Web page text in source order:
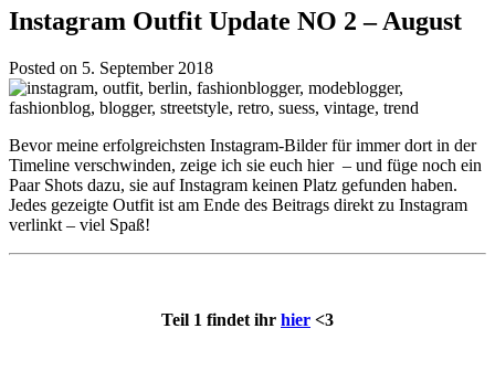
Instagram Outfit Update NO 2 – August
Posted on 5. September 2018
Bevor meine erfolgreichsten Instagram-Bilder für immer dort in der
Timeline verschwinden, zeige ich sie euch hier – und füge noch ein
Paar Shots dazu, sie auf Instagram keinen Platz gefunden haben.
Jedes gezeigte Outfit ist am Ende des Beitrags direkt zu Instagram
verlinkt – viel Spaß!
Teil 1 findet ihr hier <3